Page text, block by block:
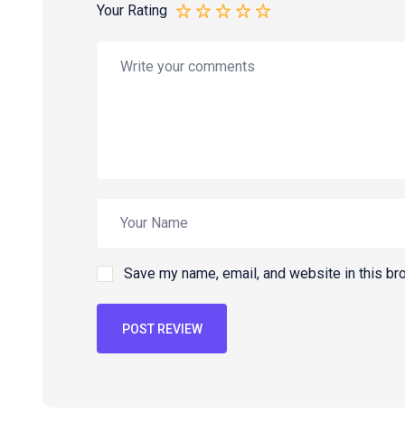
Your Rating
Save my name, email, and website in this
POST REVIEW